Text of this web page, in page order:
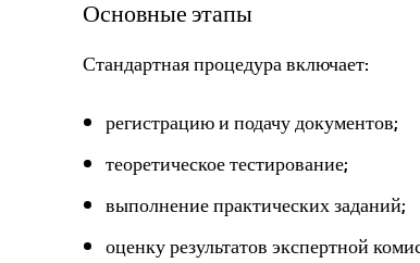
Основные этапы
Стандартная процедура включает:
регистрацию и подачу документов;
теоретическое тестирование;
выполнение практических заданий;
оценку результатов экспертной